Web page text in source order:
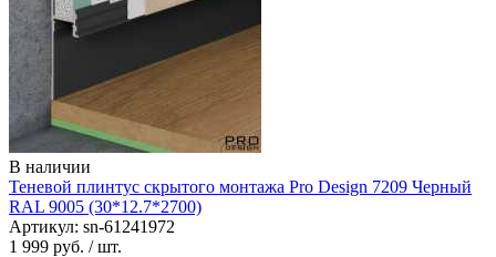
В наличии
Теневой плинтус скрытого монтажа Pro Design 7209 Черный
RAL 9005 (30*12.7*2700)
Артикул: sn-61241972
1 999 руб. / шт.